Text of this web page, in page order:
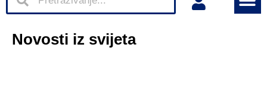
Novosti iz svijeta